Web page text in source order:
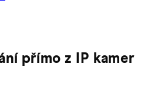
přímo z IP kamer